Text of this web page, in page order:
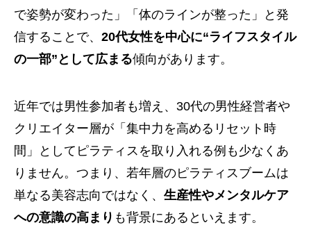
で姿勢が変わった」「体のラインが整った」と発
信することで、 20代女性を中心に“ライフスタイル
の一部”として広まる傾向があります。
近年では男性参加者も増え、30代の男性経営者や
クリエイター層が「集中力を高めるリセット時
間」としてピラティスを取り入れる例も少なくあ
りません。つまり、若年層のピラティスブームは
単なる美容志向ではなく、 生産性やメンタルケア
への意識の高まり も背景にあるといえます。